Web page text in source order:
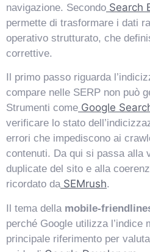
navigazione. Secondo Search
permette di trasformare i dati
operativo strutturato, che
correttive.
Il primo passo riguarda
compare nelle SERP non può
Strumenti come Google
verificare lo stato
errori che impediscono ai
contenuti. Da qui si passa alla
duplicate del sito e alla
ricordato da SEMrush.
Il tema della mobile-
perché Google utilizza l’indice
principale riferimento per